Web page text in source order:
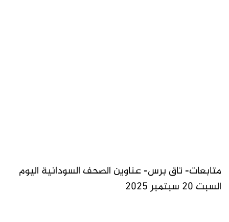
متابعات- تاق برس- عناوين الصحف السودانية اليوم
السبت 20 سبتمبر 2025